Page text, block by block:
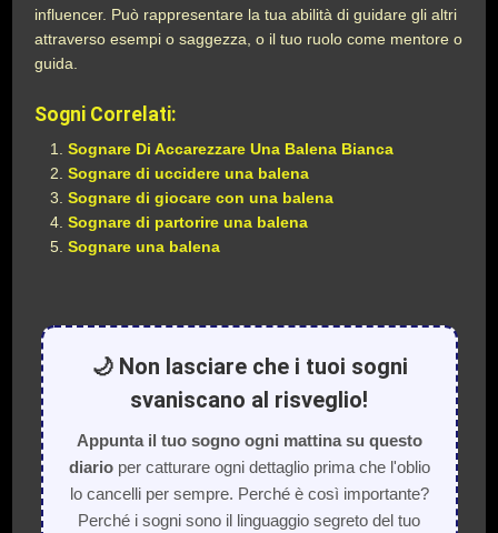
influencer. Può rappresentare la tua abilità di guidare gli altri
attraverso esempi o saggezza, o il tuo ruolo come mentore o
guida.
Sogni Correlati:
Sognare Di Accarezzare Una Balena Bianca
Sognare di uccidere una balena
Sognare di giocare con una balena
Sognare di partorire una balena
Sognare una balena
🌙 Non lasciare che i tuoi sogni
svaniscano al risveglio!
Appunta il tuo sogno ogni mattina su questo
diarioper catturare ogni dettaglio prima che l'oblio
lo cancelli per sempre. Perché è così importante?
Perché i sogni sono il linguaggio segreto del tuo